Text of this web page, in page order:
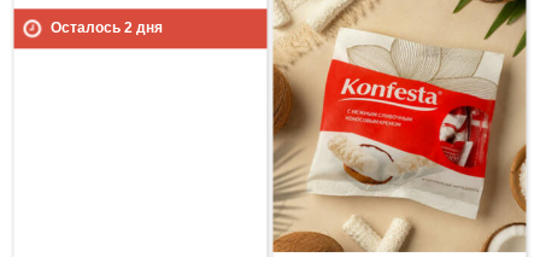
Осталось 2дня